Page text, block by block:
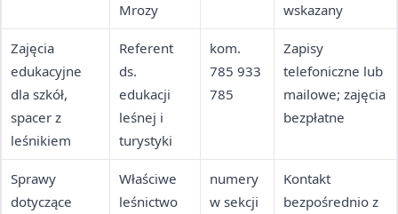
Mrozy
wskazany
Zajęcia
edukacyjne
dla szkół,
spacer z
leśnikiem
Referent
ds.
edukacji
leśnej i
turystyki
kom.
785 933
785
Zapisy
telefoniczne lub
mailowe; zajęcia
bezpłatne
Sprawy
dotyczące
Właściwe
leśnictwo
numery
w sekcji
Kontakt
bezpośrednio z